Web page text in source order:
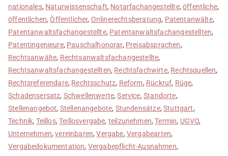
nationales, Naturwissenschaft, Notarfachangestellte,öffentliche,
öffentlichen,Öffentlicher, Onlinerechtsberatung, Patentanwälte,
Patentanwaltsfachangestellte, Patentanwaltsfachangestellten,
Patentingenieure, Pauschalhonorar, Preisabsprachen,
Rechtsanwälte, Rechtsanwaltsfachangestellte,
Rechtsanwaltsfachangestellten, Rechtsfachwirte, Rechtsquellen,
Rechtsreferendare, Rechtsschutz, Reform, Rückruf, Rüge,
Schadensersatz, Schwellenwerte,Service,Standorte,
Stellenangebot, Stellenangebote, Stundensätze,Stuttgart,
Technik, Teillos,Teillosvergabe, teilzunehmen,Termin, UGVO,
Unternehmen,vereinbaren,Vergabe, Vergabearten,
Vergabedokumentation, Vergabepflicht-Ausnahmen,